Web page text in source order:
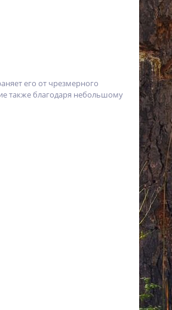
его от чрезмерного
также благодаря небольшому